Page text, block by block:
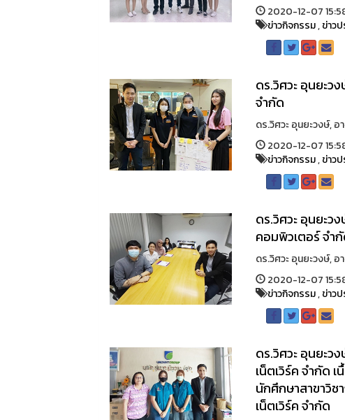
2020-12-07
ข่าวกิจกรรม,ข่าว
ดร.วิศวะ อุนยะ
จำกัด
ดร.วิศวะ อุนยะวงษ์,
2020-12-07
ข่าวกิจกรรม,ข่าว
ดร.วิศวะ อุนยะว
คอมพิวเตอร์ จำ
ดร.วิศวะ อุนยะวงษ์,
2020-12-07
ข่าวกิจกรรม,ข่าว
ดร.วิศวะ อุนยะว
เน็ตเวิร์ค จำกัด
นักศึกษาสาขาวิ
เน็ตเวิร์ค จำกัด